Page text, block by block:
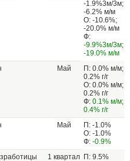
-1.9%3м/3м;
-6.2% м/м
О: -10.6%;
-20.0% м/м
Ф:
-9.9%3м/3м;
-19.0% м/м
Май
П: 0.0% м/м;
0.2% г/г
О: 0.0% м/м;
0.2% г/г
Ф: 0.1% м/м;
0.4% г/г
Май
П: -1.0%
О: -1.0%
Ф: -0.9%
1 квартал П: 9.5%